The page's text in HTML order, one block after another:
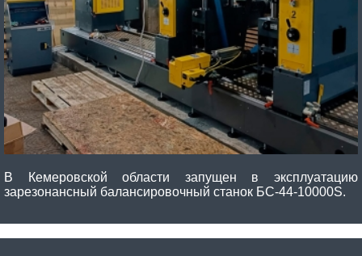
В Кемеровской области запущен в эксплуатацию
зарезонансный балансировочный станок БС-44-10000S.